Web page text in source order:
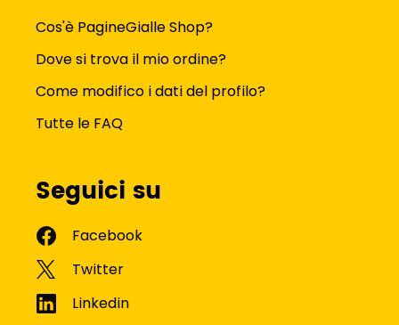
Cos'è PagineGialle Shop?
Dove si trova il mio ordine?
Come modifico i dati del profilo?
Tutte le FAQ
Seguici su